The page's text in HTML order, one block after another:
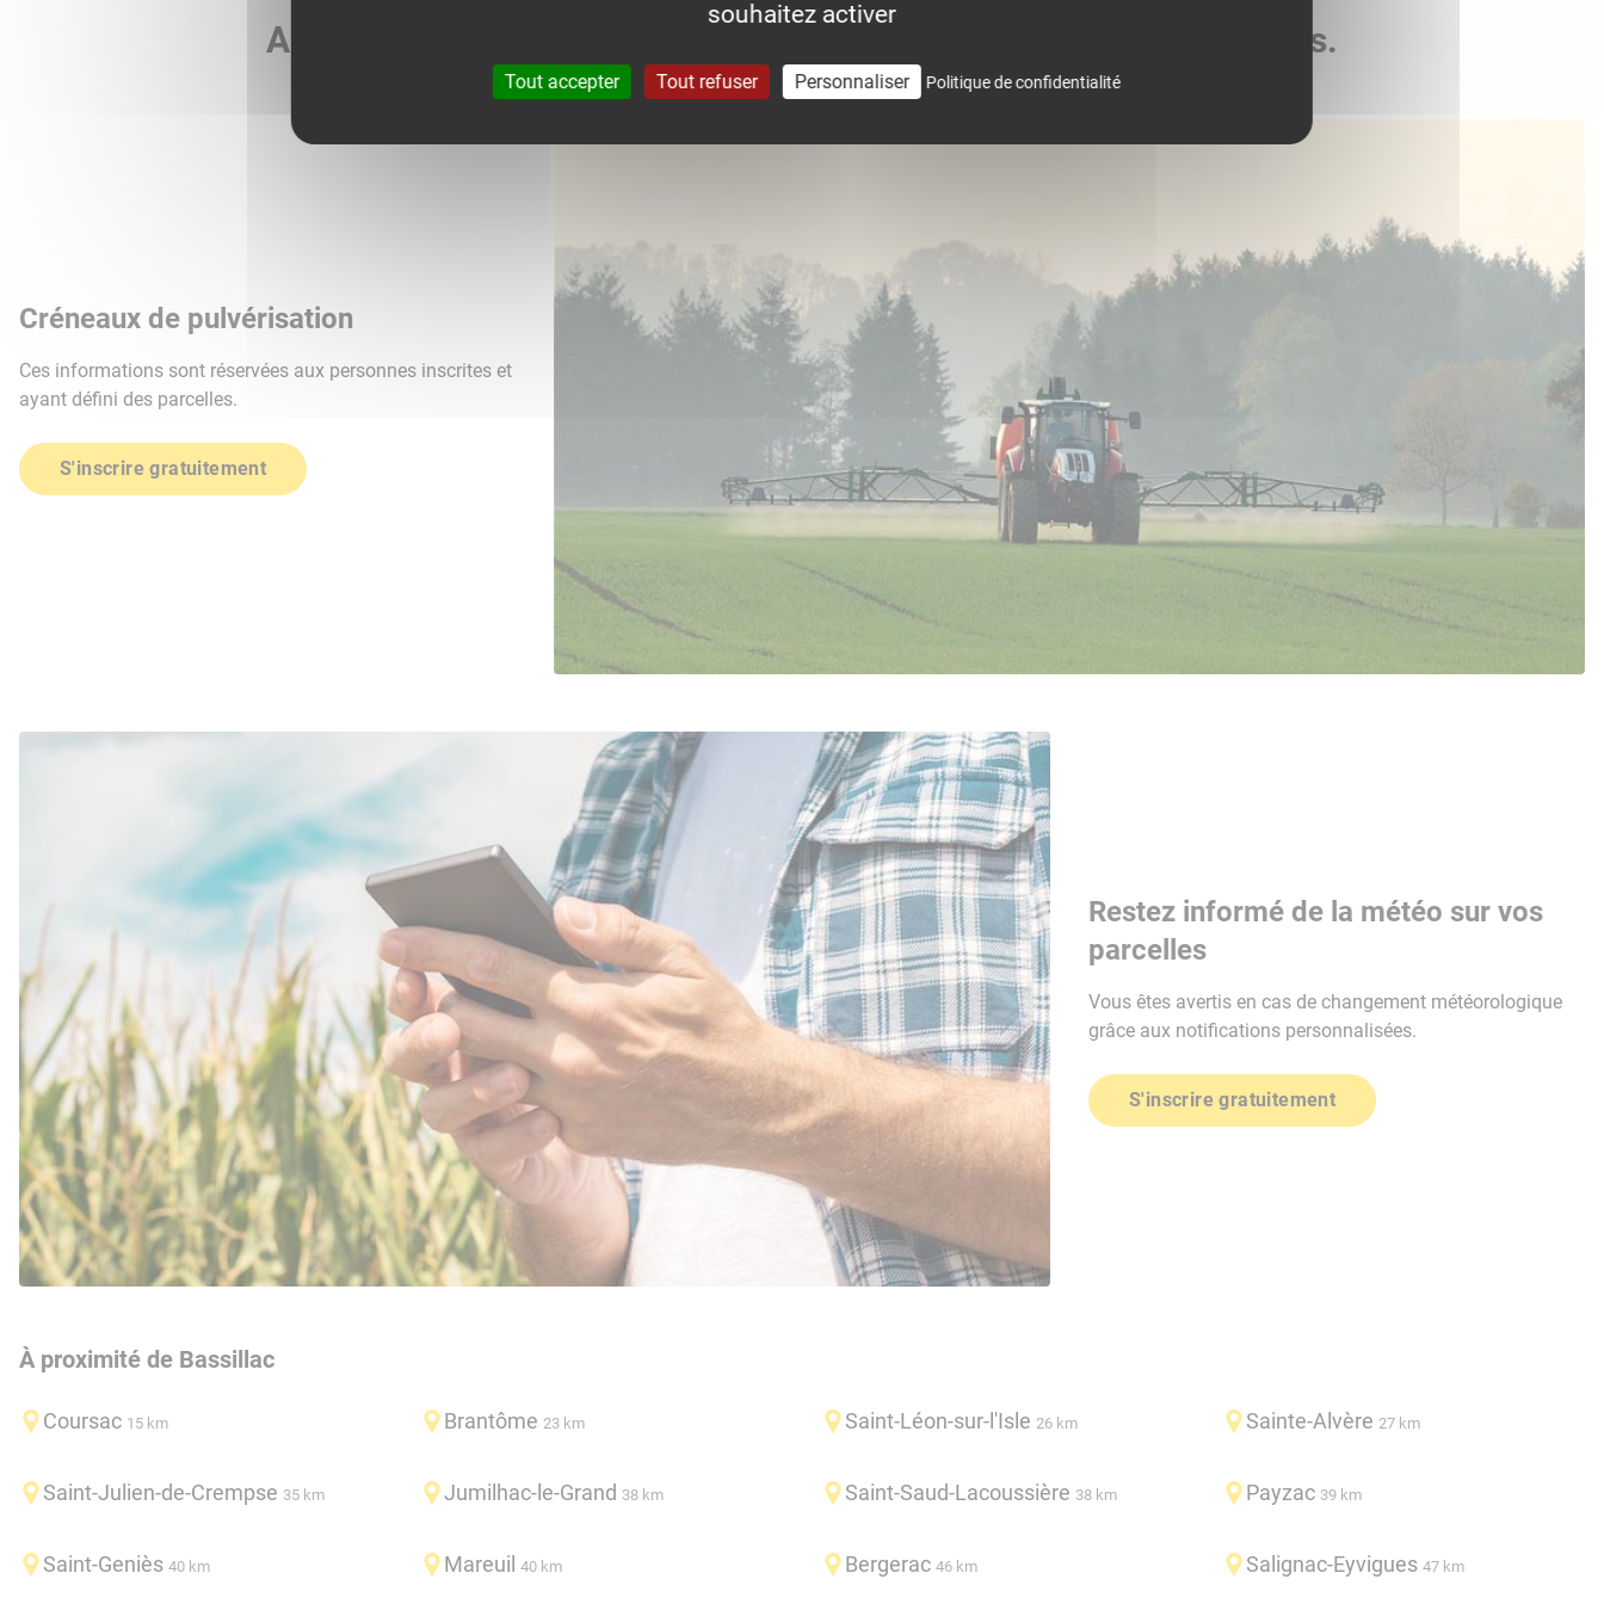
Agri météo vous accompagne dans le suivi météo de vos parcelles.
Créneaux de pulvérisation
Ces informations sont réservées aux personnes inscrites et
ayant défini des parcelles.
S'inscrire gratuitement
Restez informé de la météo sur vos
parcelles
Vous êtes avertis en cas de changement météorologique
grâce aux notifications personnalisées.
S'inscrire gratuitement
À proximité de Bassillac
Coursac 15 km Brantôme 23 km Saint-Léon-sur-l'Isle 26 km Sainte-Alvère 27 km
Saint-Julien-de-Crempse 35 km Jumilhac-le-Grand 38 km Saint-Saud-Lacoussière 38 km Payzac 39 km
Saint-Geniès 40 km Mareuil 40 km Bergerac 46 km Salignac-Eyvigues 47 km
souhaitez activer
Tout accepter Tout refuser Personnaliser Politique de confidentialité